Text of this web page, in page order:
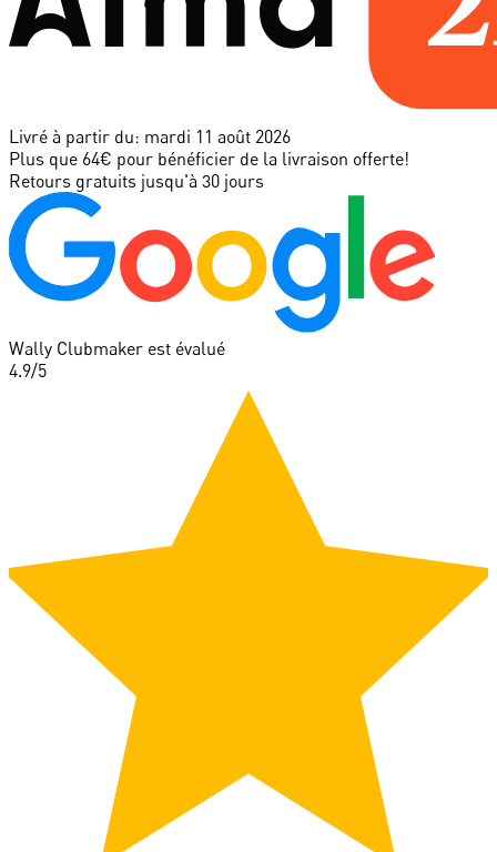
Livré à partir du: mardi 11 août 2026
Plus que 64€ pour bénéficier de la livraison offerte!
Retours gratuits jusqu'à 30 jours
Wally Clubmaker est évalué
4.9/5